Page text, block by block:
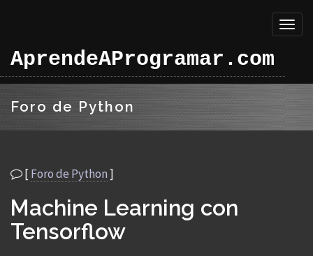
AprendeAProgramar.com
Foro de Python
[Foro de Python]
Machine Learning con
Tensorflow